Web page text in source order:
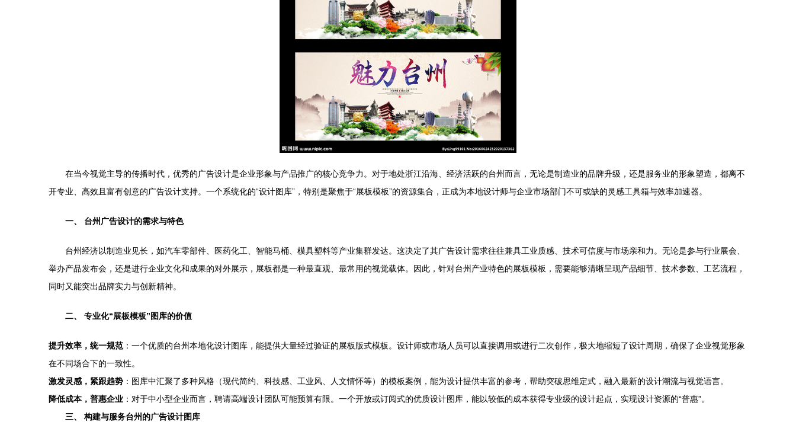
在当今视觉主导的传播时代，优秀的广告设计是企业形象与产品推广的核心竞争力。对于地处浙江沿海、经济活跃的台州而言，无论是制造业的品牌升级，还是服务业的形象塑造，都离不
开专业、高效且富有创意的广告设计支持。一个系统化的“设计图库”，特别是聚焦于“展板模板”的资源集合，正成为本地设计师与企业市场部门不可或缺的灵感工具箱与效率加速器。
一、 台州广告设计的需求与特色
台州经济以制造业见长，如汽车零部件、医药化工、智能马桶、模具塑料等产业集群发达。这决定了其广告设计需求往往兼具工业质感、技术可信度与市场亲和力。无论是参与行业展会、
举办产品发布会，还是进行企业文化和成果的对外展示，展板都是一种最直观、最常用的视觉载体。因此，针对台州产业特色的展板模板，需要能够清晰呈现产品细节、技术参数、工艺流程，
同时又能突出品牌实力与创新精神。
二、 专业化“展板模板”图库的价值
提升效率，统一规范 ：一个优质的台州本地化设计图库，能提供大量经过验证的展板版式模板。设计师或市场人员可以直接调用或进行二次创作，极大地缩短了设计周期，确保了企业视觉形象
在不同场合下的一致性。
激发灵感，紧跟趋势 ：图库中汇聚了多种风格（现代简约、科技感、工业风、人文情怀等）的模板案例，能为设计提供丰富的参考，帮助突破思维定式，融入最新的设计潮流与视觉语言。
降低成本，普惠企业 ：对于中小型企业而言，聘请高端设计团队可能预算有限。一个开放或订阅式的优质设计图库，能以较低的成本获得专业级的设计起点，实现设计资源的“普惠”。
三、 构建与服务台州的广告设计图库